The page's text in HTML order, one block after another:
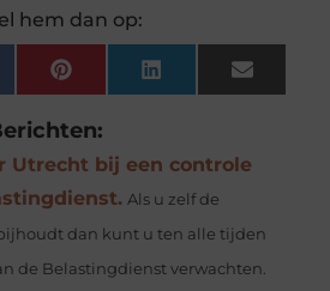
hem dan op:
Pinterest LinkedIn Email
Utrecht bij een controle
Als u zelf de
dan kunt u ten alle tijden
de Belastingdienst verwachten.